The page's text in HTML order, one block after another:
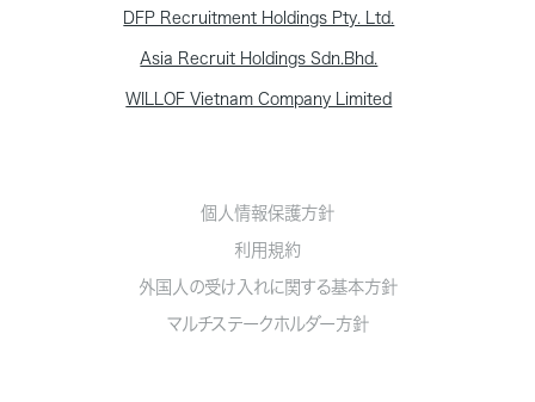
DFP Recruitment Holdings Pty. Ltd.
Asia Recruit Holdings Sdn.Bhd.
WILLOF Vietnam Company Limited
個人情報保護方針
利用規約
外国人の受け入れに関する基本方針
マルチステークホルダー方針